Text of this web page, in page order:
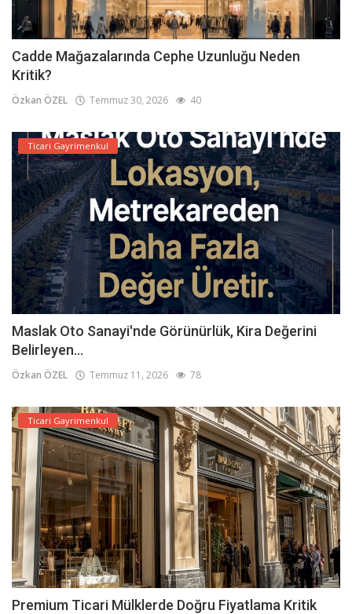
Cadde Mağazalarında Cephe Uzunluğu Neden
Kritik?
Özkan ÖZEL Temmuz 30, 2026 40
Ticari Gayrimenkul
Maslak Oto Sanayi'nde Görünürlük, Kira Değerini
Belirleyen...
Özkan ÖZEL Temmuz 11, 2026 78
Ticari Gayrimenkul
Premium Ticari Mülklerde Doğru Fiyatlama Kritik